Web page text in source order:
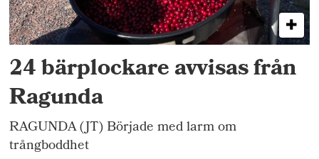
24 bärplockare avvisas från
Ragunda
RAGUNDA (JT) Började med larm om
trångboddhet